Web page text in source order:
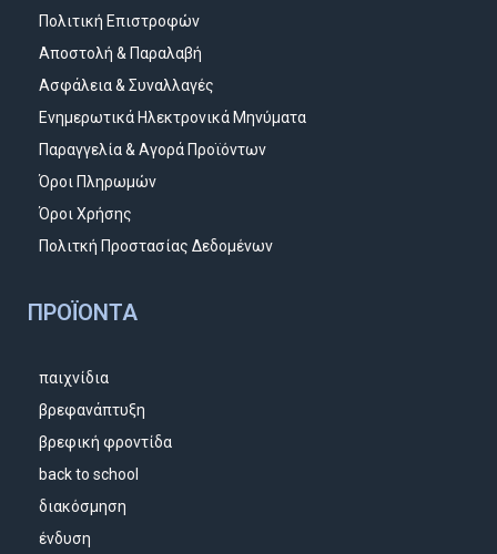
Πολιτική Επιστροφών
Αποστολή & Παραλαβή
Ασφάλεια & Συναλλαγές
Ενημερωτικά Ηλεκτρονικά Μηνύματα
Παραγγελία & Αγορά Προϊόντων
Όροι Πληρωμών
Όροι Χρήσης
Πολιτκή Προστασίας Δεδομένων
ΠΡΟΪΌΝΤΑ
παιχνίδια
βρεφανάπτυξη
βρεφική φροντίδα
back to school
διακόσμηση
ένδυση